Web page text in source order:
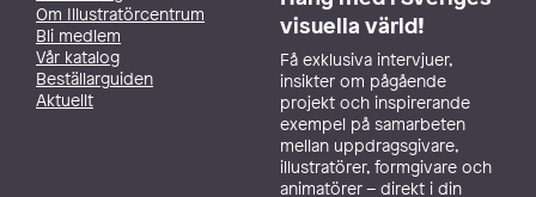
Om Illustratörcentrum
Bli medlem
Vår katalog
Beställarguiden
Aktuellt
visuella värld!
Få exklusiva intervjuer,
insikter om pågående
projekt och inspirerande
exempel på samarbeten
mellan uppdragsgivare,
illustratörer, formgivare och
animatörer – direkt i din